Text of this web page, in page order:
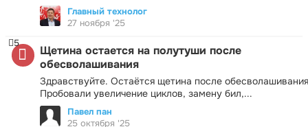
Главный технолог
27 ноября '25
Щетина остается на полутуши после
обесволашивания
Здравствуйте. Остаётся щетина после
Пробовали увеличение циклов, замену бил,...
5
Павел пан
25 октября '25